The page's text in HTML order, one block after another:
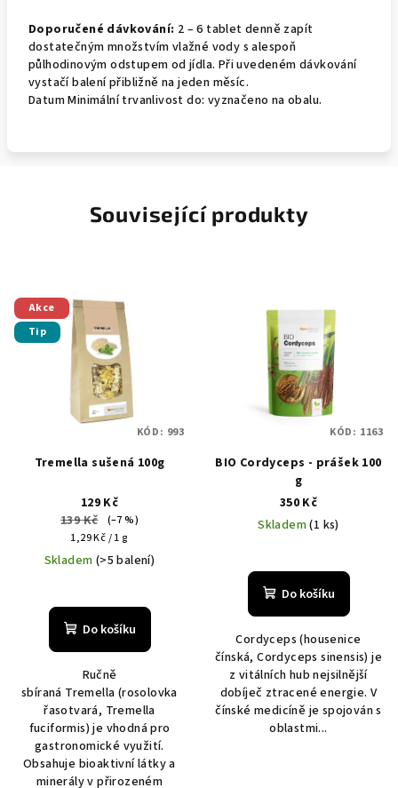
Doporučené dávkování: 2 – 6 tablet denně zapít
dostatečným množstvím vlažné vody s alespoň
půlhodinovým odstupem od jídla. Při uvedeném dávkování
vystačí balení přibližně na jeden měsíc.
Datum Minimální trvanlivost do: vyznačeno na obalu.
Související produkty
Akce
Tip
Tremella sušená 100g
129 Kč
139 Kč
(–7 %)
Měrná
cena:
1,29 Kč / 1 g
Skladem (>5 balení)
Do košíku
Ručně
sbíraná Tremella (rosolovka
řasotvará, Tremella
fuciformis) je vhodná pro
gastronomické využití.
Obsahuje bioaktivní látky a
minerály v přirozeném
KÓD: 993
BIO Cordyceps - prášek 100
g
350 Kč
Skladem(1 ks)
Do košíku
Cordyceps (housenice
čínská, Cordyceps sinensis) je
z vitálních hub nejsilnější
dobíječ ztracené energie. V
čínské medicíně je spojován s
oblastmi...
KÓD: 1163